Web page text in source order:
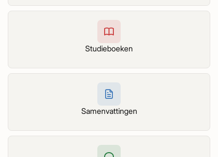
Studieboeken
Samenvattingen